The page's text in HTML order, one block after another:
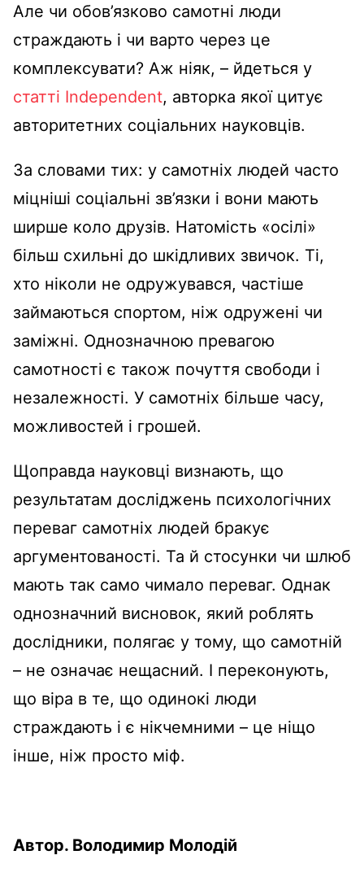
Але чи обов’язково самотні люди
страждають і чи варто через це
комплексувати? Аж ніяк, – йдеться у
статті Independent, авторка якої цитує
авторитетних соціальних науковців.
За словами тих: у самотніх людей часто
міцніші соціальні зв’язки і вони мають
ширше коло друзів. Натомість «осілі»
більш схильні до шкідливих звичок. Ті,
хто ніколи не одружувався, частіше
займаються спортом, ніж одружені чи
заміжні. Однозначною превагою
самотності є також почуття свободи і
незалежності. У самотніх більше часу,
можливостей і грошей.
Щоправда науковці визнають, що
результатам досліджень психологічних
переваг самотніх людей бракує
аргументованості. Та й стосунки чи шлюб
мають так само чимало переваг. Однак
однозначний висновок, який роблять
дослідники, полягає у тому, що самотній
– не означає нещасний. І переконують,
що віра в те, що одинокі люди
страждають і є нікчемними – це ніщо
інше, ніж просто міф.
Автор. Володимир Молодій